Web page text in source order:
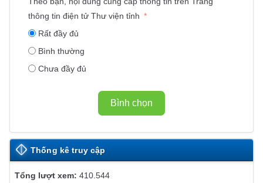
Ế
E
B
thông tin điện tử Thư viện tỉnh
Rất đầy đủ
Bình thường
Chưa đầy đủ
Bình chọn
Thống kê truy cập
410.544